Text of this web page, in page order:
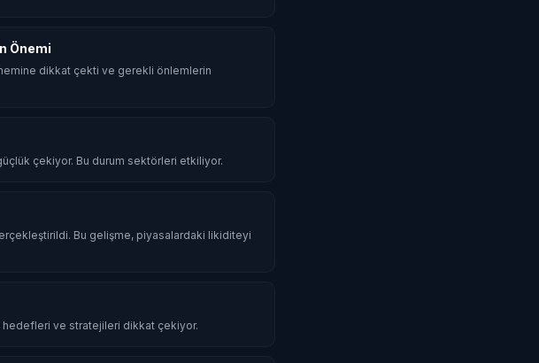
Önemi
dikkat çekti ve gerekli önlemlerin
çekiyor. Bu durum sektörleri etkiliyor.
Bu gelişme, piyasalardaki likiditeyi
hedefleri ve stratejileri dikkat çekiyor.